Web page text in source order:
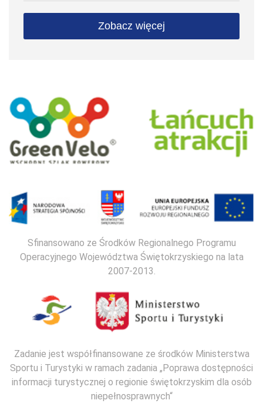
Zobacz więcej
Sfinansowano ze Środków Regionalnego Programu
Operacyjnego Województwa Świętokrzyskiego na lata
2007-2013.
Zadanie jest współfinansowane ze środków Ministerstwa
Sportu i Turystyki w ramach zadania „Poprawa dostępności
informacji turystycznej o regionie świętokrzyskim dla osób
niepełnosprawnych“